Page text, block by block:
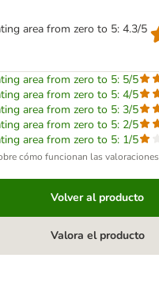
area from zero to 5: 4.3/5
area from zero to 5: 5/5
area from zero to 5: 4/5
area from zero to 5: 3/5
area from zero to 5: 2/5
area from zero to 5: 1/5
cómo funcionan las valoraciones
Volver al producto
Valora el producto